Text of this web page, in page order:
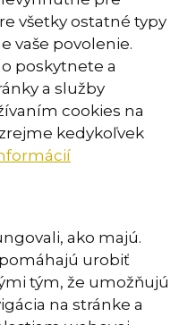
všetky ostatné typy
vaše povolenie.
poskytnete a
a služby
cookies na
kedykoľvek
ako majú.
urobiť
tým, že umožňujú
na stránke a